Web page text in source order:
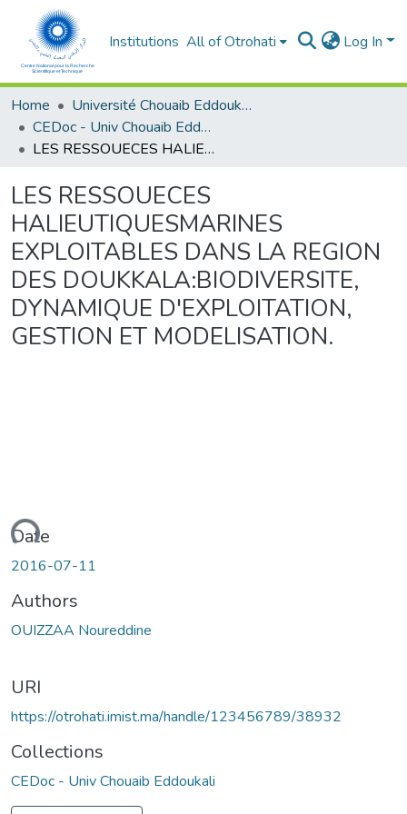
Institutions All of Otrohati Log In
Home
Université Chouaib Eddoukali - El Jadida
CEDoc - Univ Chouaib Eddoukali
LES RESSOUECES HALIEUTIQUESMARINES EXPLOITABLES DANS LA REGION DES DOUKKALA:BIODIVERSITE, DYNAMIQUE D'EXPLOITATION, GESTION ET MODELISATION.
LES RESSOUECES
HALIEUTIQUESMARINES
EXPLOITABLES DANS LA REGION
DES DOUKKALA:BIODIVERSITE,
DYNAMIQUE D'EXPLOITATION,
GESTION ET MODELISATION.
Date
2016-07-11
Authors
OUIZZAA Noureddine
URI
https://otrohati.imist.ma/handle/123456789/38932
Collections
CEDoc - Univ Chouaib Eddoukali